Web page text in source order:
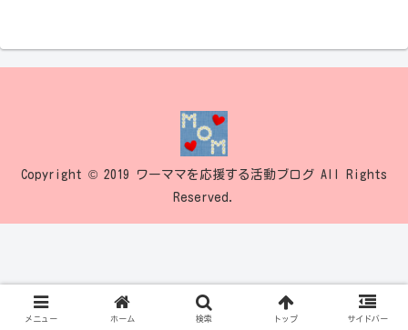
Copyright © 2019 ワーママを応援する活動ブログ All Rights
Reserved.
メニュー ホーム 検索 トップ サイドバー